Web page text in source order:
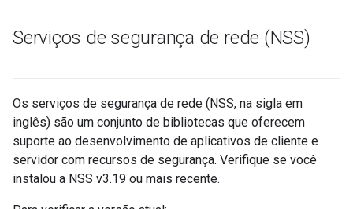
Serviços de segurança de rede (NSS)
Os serviços de segurança de rede (NSS, na sigla em
inglês) são um conjunto de bibliotecas que oferecem
suporte ao desenvolvimento de aplicativos de cliente e
servidor com recursos de segurança. Verifique se você
instalou a NSS v3.19 ou mais recente.